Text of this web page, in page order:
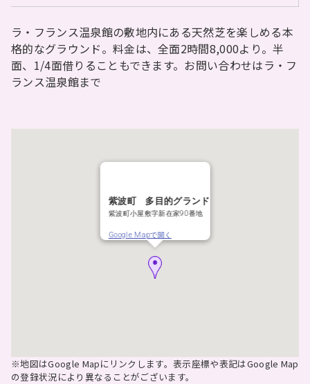
ラ・フランス温泉館の敷地内にある天然芝を楽しめる本
格的なグラウンド。料金は、全面2時間8,000より。半
面、1/4面借りることもできます。お問い合わせはラ・フ
ランス温泉館まで
紫波町 多目的グランド
紫波町小屋敷字新在家90番地
Google Mapで開く
※地図はGoogle Mapにリンクします。表示座標や表記はGoogle Map
の登録状況により異なることがございます。